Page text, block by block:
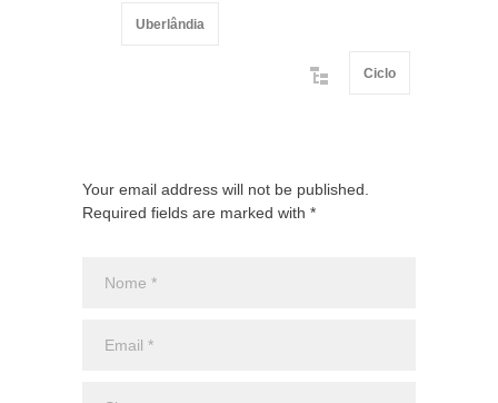
Uberlândia
Ciclo
Your email address will not be published.
Required fields are marked with *